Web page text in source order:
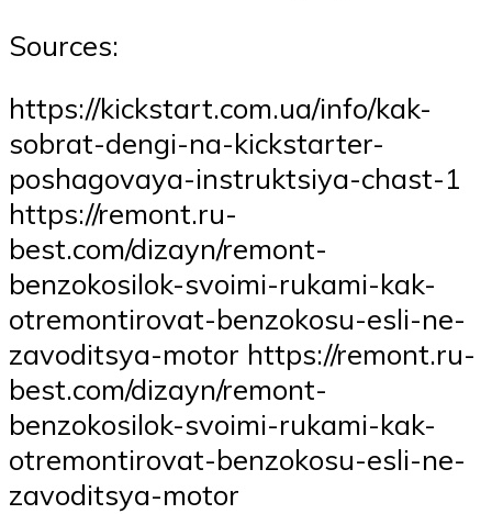
Sources:
https://kickstart.com.ua/info/kak-
sobrat-dengi-na-kickstarter-
poshagovaya-instruktsiya-chast-1
https://remont.ru-
best.com/dizayn/remont-
benzokosilok-svoimi-rukami-kak-
otremontirovat-benzokosu-esli-ne-
zavoditsya-motor https://remont.ru-
best.com/dizayn/remont-
benzokosilok-svoimi-rukami-kak-
otremontirovat-benzokosu-esli-ne-
zavoditsya-motor